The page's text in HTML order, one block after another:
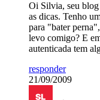
Oi Silvia, seu blog
as dicas. Tenho
para "bater
levo comigo? E
autenticada tem
responder
21/09/2009